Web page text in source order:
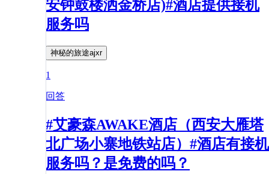
安钟鼓楼洒金桥店)#酒店提供接机
服务吗
神秘的旅途ajxr
1
回答
#艾豪森AWAKE酒店（西安大雁塔
北广场小寨地铁站店）#酒店有接机
服务吗？是免费的吗？